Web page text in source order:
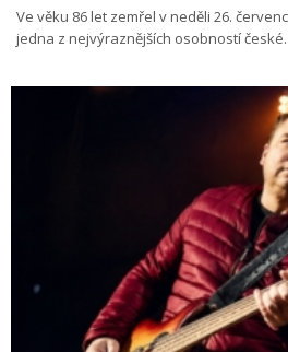
Ve věku 86 let zemřel v neděli 26.
jedna z nejvýraznějších osobností